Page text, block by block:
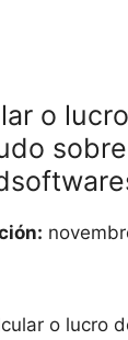
o
o lucro